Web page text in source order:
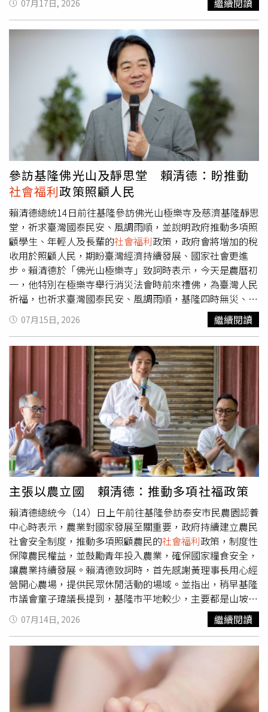
計與「世界末日」有關，「想探討當你知道自己剩下多少時
間，會想做什麼事情？如果要掛了，是不是先做好事、把存
款灑出來？」至於未來朱軒洋是否會像謝盈萱、黃迪揚等演
員一樣成為她的「固定班底」？嚴藝文則嚴格又幽默地表
示：「這還是要看角色！他要把自己訓練成像阿迪、盈萱這
樣，能成為我的定心丸才可以。」中華
社會福利聯合勸募協
會（以下簡稱「聯合勸募」）今（21日）舉辦「一日捐」小
眾聯合影展記者會，二度透過影展形式，將鏡頭對準容易被
忽視的社會角落，今年聚焦移工與原住民兒少議題。聯合勸
募「一日捐」公益行動邁入第34年，至今累計支持近47萬
名受助者及其家庭。
美。本次活動由璟都建設機構、財團法人桃園市璟都有愛社
會福利慈善基金會與桃園市政府共同推廣桃園觀光、讓桃園
市民走出戶外運動為主軸，參加民眾報名即可獲得專屬健行
背包及活動紀念折疊涼扇，活動當天更安排深受大小朋友喜
愛的YOYO家族帶來精彩演出，超人氣職籃啦啦隊「台啤電
豹啦啦隊」熱力應援，以及藍波老師帶領千人健康操，讓民
眾在健行前一起暖身、炒熱現場氣氛，打造最具活力的全民
嘉年華。活動報名以及活動流程資訊詳情請洽活動網站。
（圖／業者提供）除了精彩表演，今年活動更祭出總價值超
過50萬元、共200項摸彩好禮，包括Gogoro智慧電動機
車、iPhone、液晶電視、廚餘機等多項人氣大獎，讓每位參
與民眾都能在享受運動之餘，也有機會把豐富獎品帶回家，
提升活動參與樂趣與期待感。活動路線圖如上，健走路線全
長3.5公里，非常適合親子一同走進石門水庫，享受健康與
美。（圖／業者提供）為鼓勵民眾深入體驗桃園在地特色，
凡完成健行者，皆可獲得50元市集消費券，當天可在活動市
集及在地特色伴手禮店家使用，品嚐桃園在地美食、選購特
色商品，以實際行動支持在地店家與特色品牌，共同帶動地
方經濟發展。「璟都有愛健行嘉年華」不僅是一場健行活
動，更希望透過健康運動、親子互動與公益參與，讓更多家
庭走出戶外，享受與家人相聚的美好時光，同時結合石門水
庫自然景觀及桃園觀光資源，帶動在地旅遊與商圈消費，展
現企業回饋社會、深耕桃園的品牌精神。誠摯邀請全台民眾
攜家帶眷，一起相約石門水庫，享受一場結合健康、歡樂、
抽獎、美食與旅遊的年度健行嘉年華，共創充滿活力與幸福
的美好回憶。活動報名網址：
https://www.accupass.com/event/
07月17日, 2026 繼續閱讀
參訪基隆佛光山及靜思堂 賴清德：盼推動
社會福利政策照顧人民
賴清德總統14日前往基隆參訪佛光山極樂寺及慈濟基隆靜思
堂，祈求臺灣國泰民安、風調雨順，並說明政府推動多項照
顧學生、年輕人及長輩的社會福利政策，政府會將增加的稅
收用於照顧人民，期盼臺灣經濟持續發展、國家社會更進
步。賴清德於「佛光山極樂寺」致詞時表示，今天是農曆初
一，他特別在極樂寺舉行消災法會時前來禮佛，為臺灣人民
祈福，也祈求臺灣國泰民安、風調雨順，基隆四時無災、八
節有慶，大家都能闔家平安。賴清德指出，佛光山星雲大師
一生致力推動人間佛教，並在文化、教育、慈善及社會服務
等領域奉獻良多。極樂寺秉持星雲大師精神，不僅熱心公
益、護持佛法及宣揚佛教，也成為基隆市民不分年齡、男女
老幼都能前來禮佛、共修及參與公益的重要場所，將佛教精
神落實於日常生活，令人敬佩。賴清德提到，過去擔任臺南
市長期間經常前往佛光山南台別院禮佛祈福，並曾在一次全
國性活動時有幸面見星雲大師，當時星雲大師特別以「四
給」──「給人信心、給人歡喜、給人希望、給人方便」勉
勵他，若能做到「四給」，就會是一個好市長。賴清德提
到，他在萬里出生、長大，與基隆同屬一個生活圈，今日很
高興來到極樂寺祈福。隨後，賴清德前往「慈濟基隆靜思
堂」參訪時表示，慈濟在基隆、臺南及全臺各縣市都設有精
舍，不僅是信仰中心，也是慈善、環保、社會關懷及社會服
務的中心。針對證嚴上人、所有慈濟的師兄姐及志工對家
庭、社會及國家的重大貢獻，要特別表達誠摯感謝。賴清德
提到，今年開始臺灣65歲以上長輩已超過全國人口20%，
一方面代表國家社會及醫療持續進步，人民更加長壽；另一
方面則反映少子女化趨勢，導致長輩人口比例提高。面對人
口結構改變，政府除了要好好照顧長輩，也要運用國家的力
量，協助年輕家庭減輕負擔，讓年輕一代敢婚、願生、樂
養。談及推動社會福利
政策。賴清德說，第一，政府在全臺
各地都設有長照據點，靜思堂也是其中之一。馬英九前總統
卸任時，全臺長照據點僅720處，經過蔡英文前總統8年及
他上任2年的持續推動，目前全臺長照據點已超過1萬5千
處，長照服務人員也超過10萬人。長照服務不只照顧長輩的
身體，也透過學習、運動、遊戲等活動維持身心健康，是健
康促進的重要一環。此外，政府長照預算已提升至每年約1
07月15日, 2026 繼續閱讀
主張以農立國 賴清德：推動多項社福政策
賴清德總統今（14）日上午前往基隆參訪泰安市民農園認養
中心時表示，農業對國家發展至關重要，政府持續建立農民
社會安全制度，推動多項照顧農民的社會福利政策，制度性
保障農民權益，並鼓勵青年投入農業，確保國家糧食安全，
讓農業持續發展。賴清德致詞時，首先感謝黃理事長用心經
營開心農場，提供民眾休閒活動的場域。並指出，稍早基隆
市議會童子瑋議長提到，基隆市平地較少，主要都是山坡
地，但種植出來的農產品品質優良。他稍早也品嘗了七堵竹
筍料理，風味鮮甜，令人印象深刻，也歡迎基隆市到總統府
設攤行銷七堵竹筍等美味農產品。賴清德說，無論是擔任行
政院長或總統，對於農民權益都相當重視，在擔任臺南市長
時也看到因年輕人不願投入農業工作，有許多農民即使高齡
80歲仍持續務農。因此，政府有責任建立制度吸引青年投入
農業，所以他主張以農立國，建立農民社會安全制度，推動
07月14日, 2026 繼續閱讀